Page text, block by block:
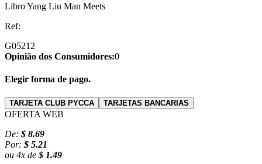
Libro Yang Liu Man Meets
Ref:
G05212
Opinião dos Consumidores:0
Elegir forma de pago.
TARJETA CLUB PYCCA TARJETAS BANCARIAS
OFERTA WEB
De: $ 8.69
Por: $ 5.21
ou 4x de $ 1.49